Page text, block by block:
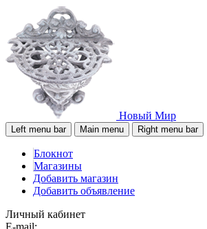
Новый Мир
Left menu bar Main menu Right menu bar
Блокнот
Магазины
Добавить магазин
Добавить объявление
Личный кабинет
E-mail: